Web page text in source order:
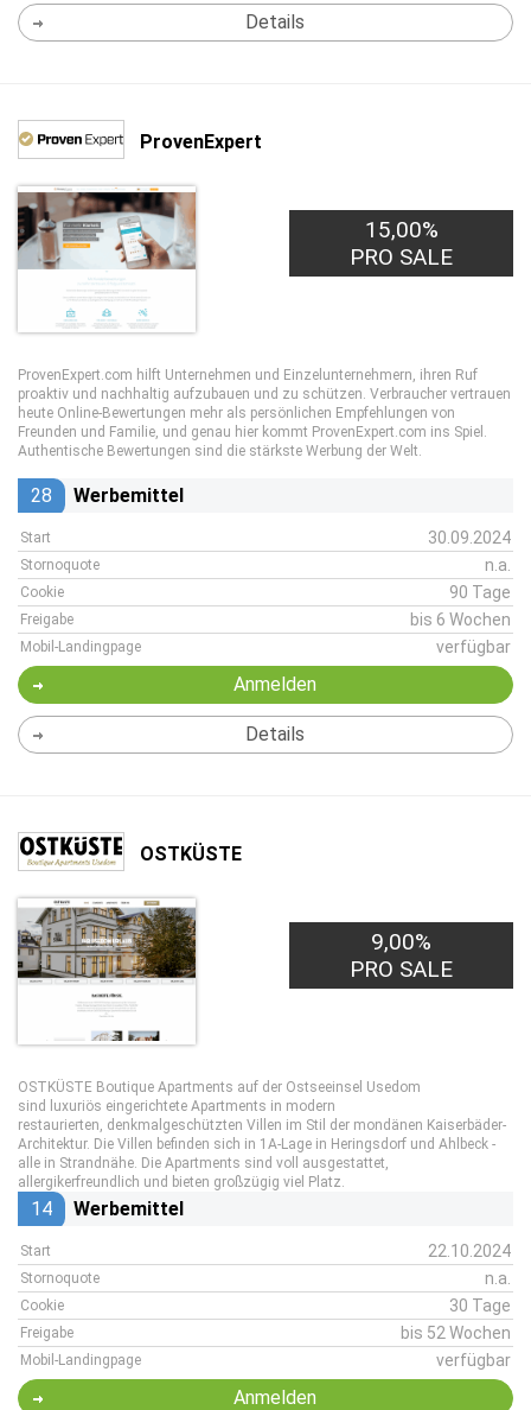
Details
ProvenExpert
15,00%
PRO SALE
ProvenExpert.com hilft Unternehmen und Einzelunternehmern, ihren Ruf
proaktiv und nachhaltig aufzubauen und zu schützen. Verbraucher vertrauen
heute Online-Bewertungen mehr als persönlichen Empfehlungen von
Freunden und Familie, und genau hier kommt ProvenExpert.com ins Spiel.
Authentische Bewertungen sind die stärkste Werbung der Welt.
28 Werbemittel
Start 30.09.2024
Stornoquote n.a.
Cookie 90 Tage
Freigabe bis 6 Wochen
Mobil-Landingpage verfügbar
Anmelden
Details
OSTKÜSTE
9,00%
PRO SALE
OSTKÜSTE Boutique Apartments auf der Ostseeinsel Usedom
sind luxuriös eingerichtete Apartments in modern
restaurierten, denkmalgeschützten Villen im Stil der mondänen Kaiserbäder-
Architektur. Die Villen befinden sich in 1A-Lage in Heringsdorf und Ahlbeck -
alle in Strandnähe. Die Apartments sind voll ausgestattet,
allergikerfreundlich und bieten großzügig viel Platz.
14 Werbemittel
Start 22.10.2024
Stornoquote n.a.
Cookie 30 Tage
Freigabe bis 52 Wochen
Mobil-Landingpage verfügbar
Anmelden